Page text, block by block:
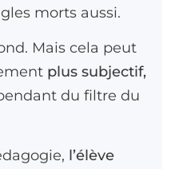
morts aussi.
Mais cela peut
plus subjectif,
du filtre du
l’élève